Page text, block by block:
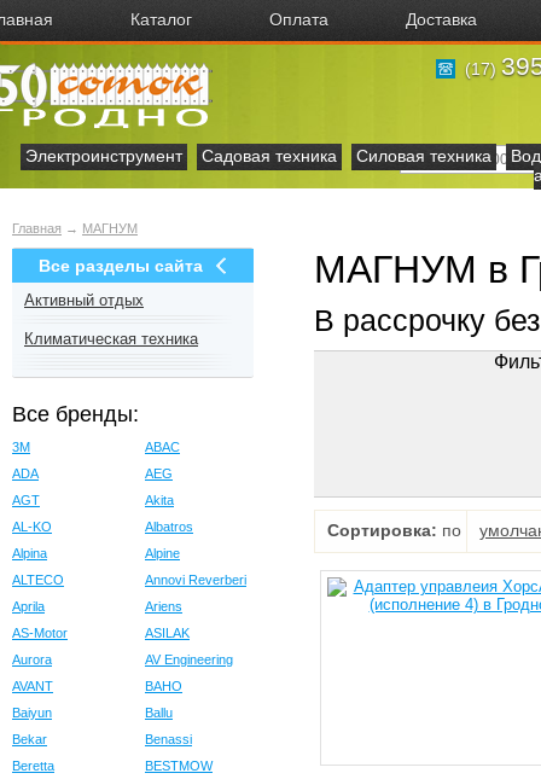
Каталог Оплата Доставка
(17)
Электроинструмент Садовая техника Силовая техника
Главная → МАГНУМ
Все разделы сайта
Активный отдых
Климатическая техника
Все бренды:
3M
ABAC
ADA
AEG
AGT
Akita
AL-KO
Albatros
Alpina
Alpine
ALTECO
Annovi Reverberi
Aprila
Ariens
AS-Motor
ASILAK
Aurora
AV Engineering
AVANT
BAHO
Baiyun
Ballu
Bekar
Benassi
Beretta
BESTMOW
МАГНУМ в
В рассрочку
Сортировка: по